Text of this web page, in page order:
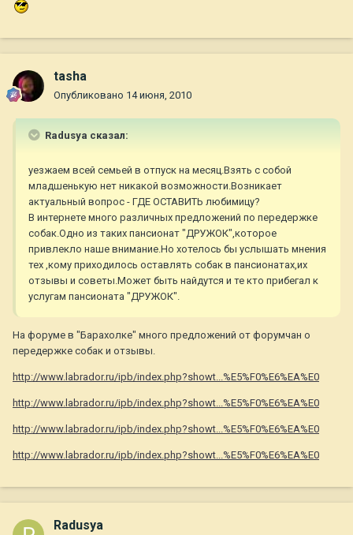
tasha
Опубликовано 14 июня, 2010
Radusya сказал:
уезжаем всей семьей в отпуск на месяц.Взять с собой
младшенькую нет никакой возможности.Возникает
актуальный вопрос - ГДЕ ОСТАВИТЬ любимицу?
В интернете много различных предложений по передержке
собак.Одно из таких пансионат "ДРУЖОК",которое
привлекло наше внимание.Но хотелось бы услышать мнения
тех ,кому приходилось оставлять собак в пансионатах,их
отзывы и советы.Может быть найдутся и те кто прибегал к
услугам пансионата "ДРУЖОК".
На форуме в "Барахолке" много предложений от форумчан о
передержке собак и отзывы.
http://www.labrador.ru/ipb/index.php?showt...%E5%F0%E6%EA%E0
http://www.labrador.ru/ipb/index.php?showt...%E5%F0%E6%EA%E0
http://www.labrador.ru/ipb/index.php?showt...%E5%F0%E6%EA%E0
http://www.labrador.ru/ipb/index.php?showt...%E5%F0%E6%EA%E0
Radusya